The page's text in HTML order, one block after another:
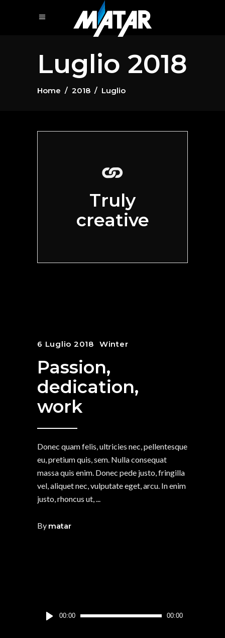
Luglio 2018
Home / 2018 / Luglio
Truly
creative
6 Luglio 2018 Winter
Passion,
dedication,
work
Donec quam felis, ultricies nec, pellentesque
eu, pretium quis, sem. Nulla consequat
massa quis enim. Donec pede justo, fringilla
vel, aliquet nec, vulputate eget, arcu. In enim
justo, rhoncus ut,
By matar
Audio
00:00 00:00